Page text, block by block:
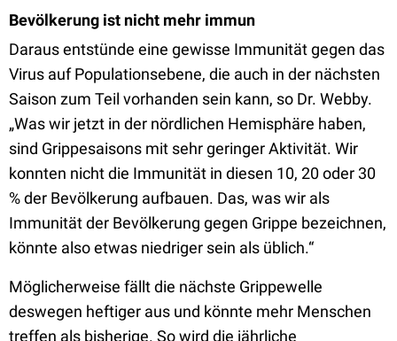
Bevölkerung ist nicht mehr immun
Daraus entstünde eine gewisse Immunität gegen das
Virus auf Populationsebene, die auch in der nächsten
Saison zum Teil vorhanden sein kann, so Dr. Webby.
„Was wir jetzt in der nördlichen Hemisphäre haben,
sind Grippesaisons mit sehr geringer Aktivität. Wir
konnten nicht die Immunität in diesen 10, 20 oder 30
% der Bevölkerung aufbauen. Das, was wir als
Immunität der Bevölkerung gegen Grippe bezeichnen,
könnte also etwas niedriger sein als üblich.“
Möglicherweise fällt die nächste Grippewelle
deswegen heftiger aus und könnte mehr Menschen
treffen als bisherige. So wird die jährliche